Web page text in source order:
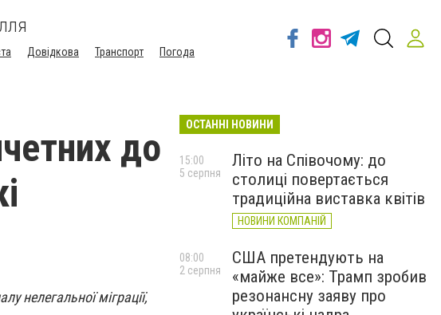
Довідкова Транспорт Погода
до
нелегальної міграції,
ОСТАННІ НОВИНИ
Літо на Співочому: до
столиці повертається
традиційна виставка квітів
НОВИНИ КОМПАНІЙ
15:00
5 серпня
США претендують на
«майже все»: Трамп зробив
резонансну заяву про
08:00
2 серпня